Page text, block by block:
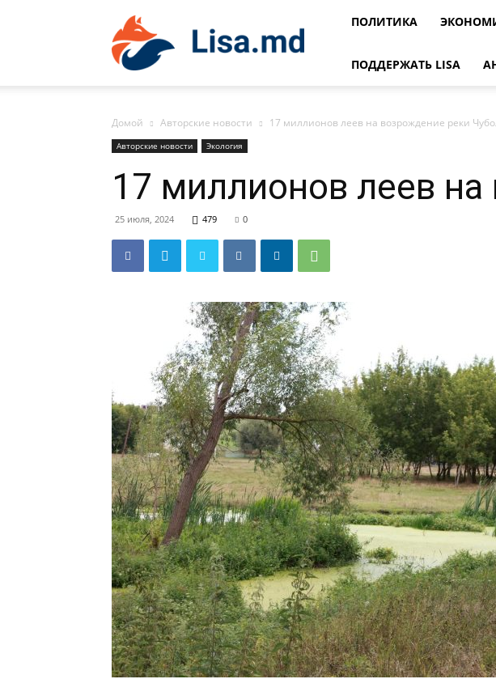
ПОЛИТИКА
ПОДДЕРЖАТЬ LISA
Домой Авторские новости 17 миллионов леев на возрождение реки
Авторские новости Экология
17 миллионов леев
25 июля, 2024 479 0